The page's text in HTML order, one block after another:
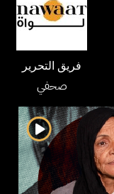
فريق التحرير
صحفي